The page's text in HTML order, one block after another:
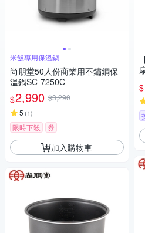
米飯專用保溫鍋
尚朋堂50人份商業用不鏽鋼保
溫鍋SC-7250C
$2,990 $3,290
5 (1)
限時下殺 券
加入購物車
$